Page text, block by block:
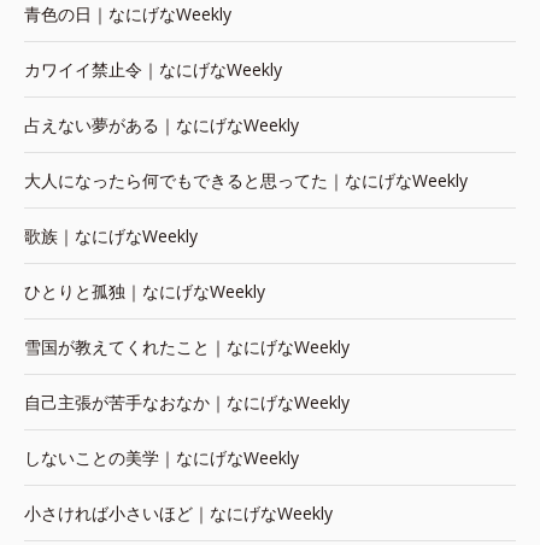
青色の日｜なにげなWeekly
カワイイ禁止令｜なにげなWeekly
占えない夢がある｜なにげなWeekly
大人になったら何でもできると思ってた｜なにげなWeekly
歌族｜なにげなWeekly
ひとりと孤独｜なにげなWeekly
雪国が教えてくれたこと｜なにげなWeekly
自己主張が苦手なおなか｜なにげなWeekly
しないことの美学｜なにげなWeekly
小さければ小さいほど｜なにげなWeekly